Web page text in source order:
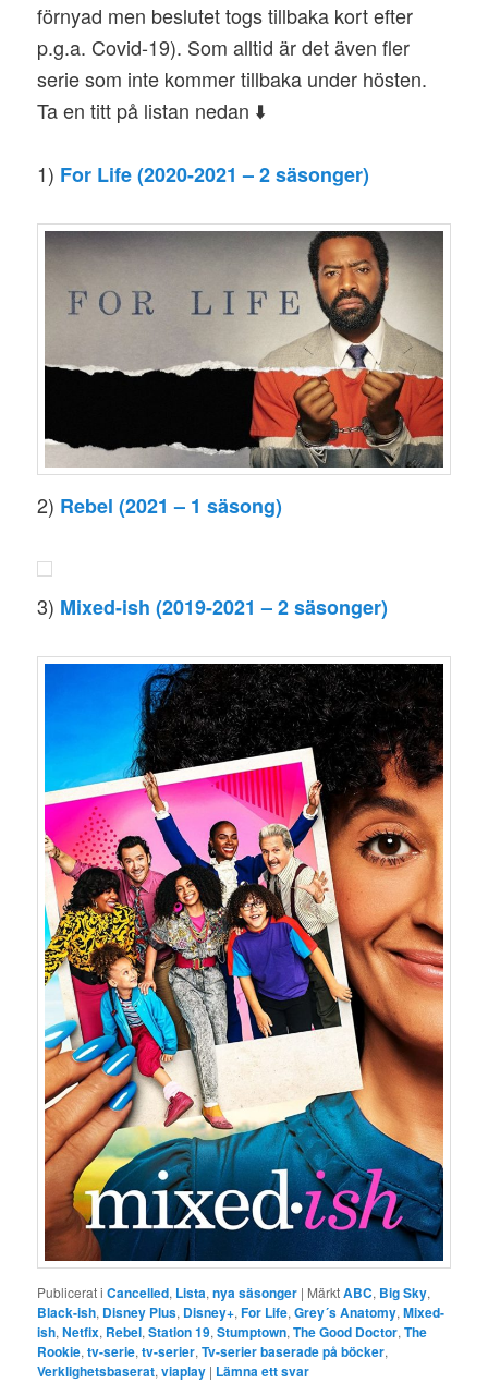
förnyad men beslutet togs tillbaka kort efter
p.g.a. Covid-19). Som alltid är det även fler
serie som inte kommer tillbaka under hösten.
Ta en titt på listan nedan ⬇️
1) For Life (2020-2021 – 2 säsonger)
2) Rebel (2021 – 1 säsong)
3) Mixed-ish (2019-2021 – 2 säsonger)
Publicerat i Cancelled, Lista,nya säsonger | MärktABC, Big Sky,
Black-ish, Disney Plus, Disney+,For Life,Grey´s Anatomy,Mixed-
ish,Netfix, Rebel,Station 19,Stumptown,The Good Doctor,The
Rookie,tv-serie,tv-serier,Tv-serier baserade på böcker,
Verklighetsbaserat,viaplay | Lämna ett svar